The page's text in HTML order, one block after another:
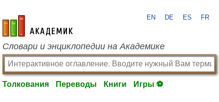
academic.ru
EN DE ES FR
Словари и энциклопедии на Академике
Толкования Переводы Книги Игры ⚽